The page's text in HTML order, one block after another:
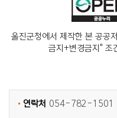
울진군청에서 제작한 본 공공
금지+변경금지" 조
연락처 054-782-1501